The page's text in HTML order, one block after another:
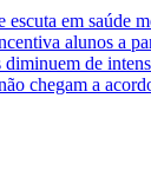
escuta em saúde
alunos a
diminuem de
chegam a